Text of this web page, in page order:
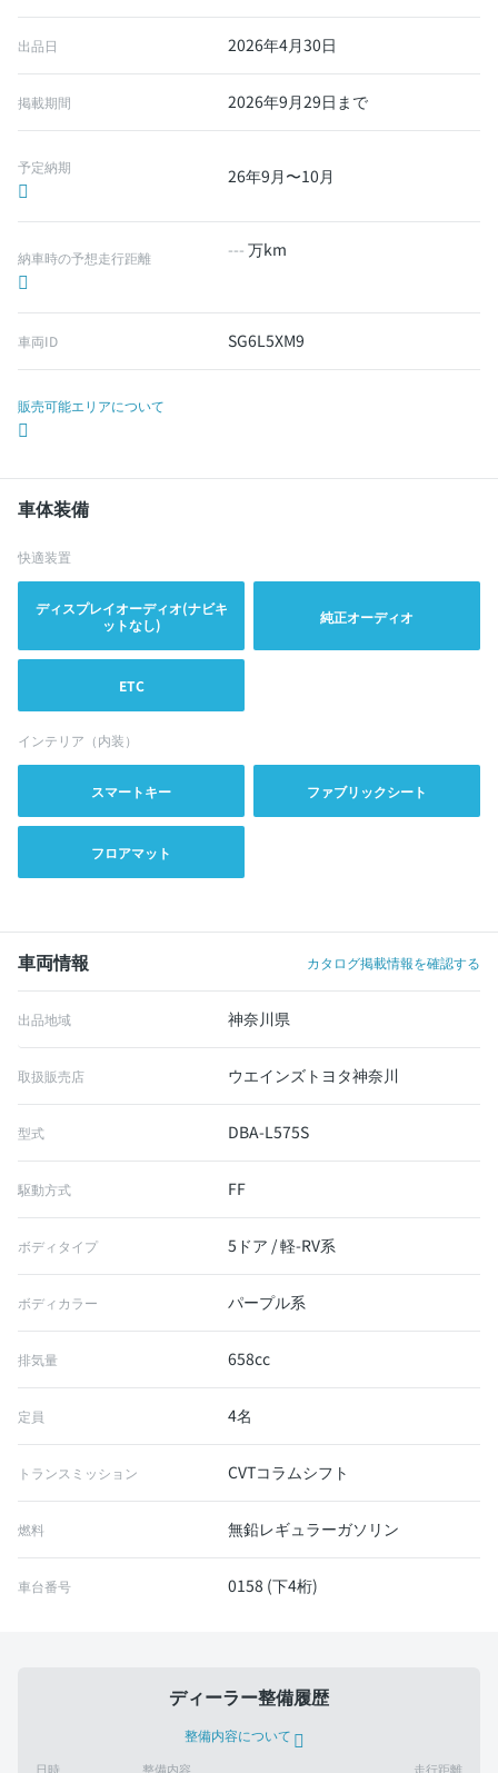
出品日 2026年4月30日
掲載期間 2026年9月29日まで
予定納期 26年9月〜10月
納車時の予想走行距離 --- 万km
車両ID SG6L5XM9
販売可能エリアについて
車体装備
快適装置
ディスプレイオーディオ(ナビキ
ットなし)
純正オーディオ
ETC
インテリア（内装）
スマートキー ファブリックシート
フロアマット
車両情報 カタログ掲載情報を確認する
出品地域 神奈川県
取扱販売店 ウエインズトヨタ神奈川
型式 DBA-L575S
駆動方式 FF
ボディタイプ 5ドア / 軽-RV系
ボディカラー パープル系
排気量 658cc
定員 4名
トランスミッション CVTコラムシフト
燃料 無鉛レギュラーガソリン
車台番号 0158 (下4桁)
ディーラー整備履歴
整備内容について
日時 整備内容 走行距離